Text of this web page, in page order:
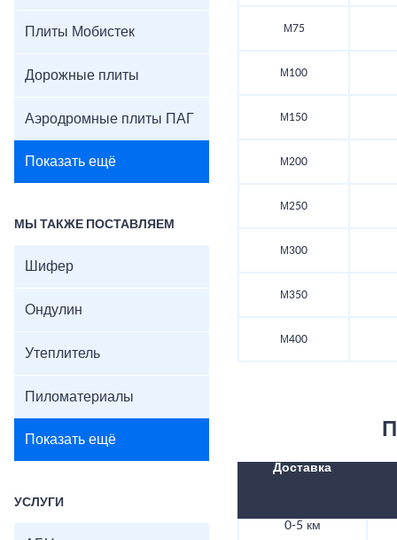
Плиты Мобистек
Дорожные плиты
Аэродромные плиты ПАГ
Показать ещё
МЫ ТАКЖЕ ПОСТАВЛЯЕМ
Шифер
Ондулин
Утеплитель
Пиломатериалы
Показать ещё
УСЛУГИ
М75
М100
М150
М200
М250
М300
М350
М400
Доставка
0-5 км